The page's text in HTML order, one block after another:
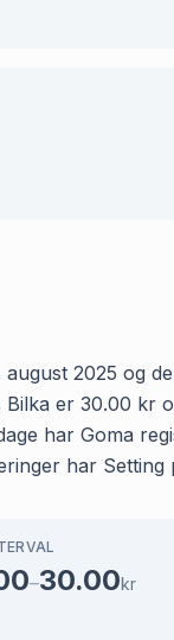
2025 og
er 30.00
har Goma
har
–30.00kr